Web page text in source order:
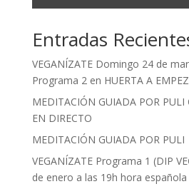
Entradas
VEGANÍZATE Domingo 24 de
Programa 2 en HUERTA A
MEDITACIÓN GUIADA POR
EN DIRECTO
MEDITACIÓN GUIADA POR PULI
VEGANÍZATE Programa 1 (DIP
de enero a las 19h hora española